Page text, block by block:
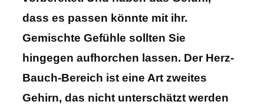
dass es passen könnte mit ihr.
Gemischte Gefühle sollten Sie
hingegen aufhorchen lassen. Der Herz-
Bauch-Bereich ist eine Art zweites
Gehirn, das nicht unterschätzt werden